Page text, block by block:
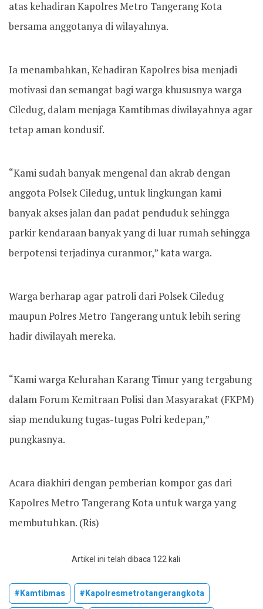
atas kehadiran Kapolres Metro Tangerang Kota
bersama anggotanya di wilayahnya.
Ia menambahkan, Kehadiran Kapolres bisa menjadi
motivasi dan semangat bagi warga khususnya warga
Ciledug, dalam menjaga Kamtibmas diwilayahnya agar
tetap aman kondusif.
“Kami sudah banyak mengenal dan akrab dengan
anggota Polsek Ciledug, untuk lingkungan kami
banyak akses jalan dan padat penduduk sehingga
parkir kendaraan banyak yang di luar rumah sehingga
berpotensi terjadinya curanmor,” kata warga.
Warga berharap agar patroli dari Polsek Ciledug
maupun Polres Metro Tangerang untuk lebih sering
hadir diwilayah mereka.
“Kami warga Kelurahan Karang Timur yang tergabung
dalam Forum Kemitraan Polisi dan Masyarakat (FKPM)
siap mendukung tugas-tugas Polri kedepan,”
pungkasnya.
Acara diakhiri dengan pemberian kompor gas dari
Kapolres Metro Tangerang Kota untuk warga yang
membutuhkan. (Ris)
Artikel ini telah dibaca 122 kali
#kamtibmas
#kapolresmetrotangerangkota